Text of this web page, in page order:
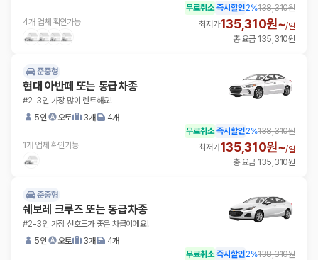
4개 업체 확인가능
무료취소 즉시할인2%138,310원
최저가135,310원~/일
총 요금 135,310원
준중형
현대 아반떼 또는 동급차종
#2-3인 가장 많이 렌트해요!
5인
오토 3개 4개
1개 업체 확인가능
무료취소 즉시할인2%138,310원
최저가135,310원~/일
총 요금 135,310원
준중형
쉐보레 크루즈 또는 동급차종
#2-3인 가장 선호도가 좋은 차급이에요!
5인
오토 3개 4개
무료취소 즉시할인2%138,310원